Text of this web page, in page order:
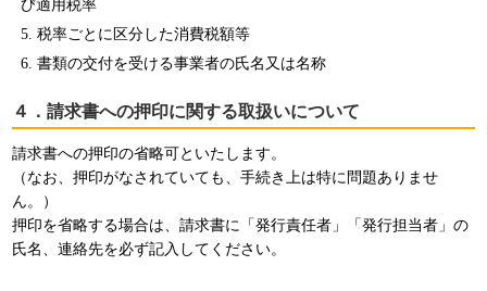
び適用税率
税率ごとに区分した消費税額等
書類の交付を受ける事業者の氏名又は名称
４．請求書への押印に関する取扱いについて
請求書への押印の省略可といたします。
（なお、押印がなされていても、手続き上は特に問題ありませ
ん。）
押印を省略する場合は、請求書に「発行責任者」「発行担当者」の
氏名、連絡先を必ず記入してください。